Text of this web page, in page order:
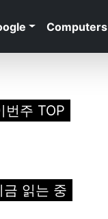
Computers
번주 TOP
금 읽는 중